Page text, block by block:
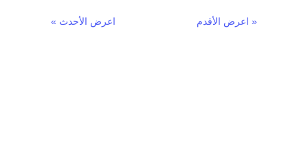
« اعرض الأقدم اعرض الأحدث »